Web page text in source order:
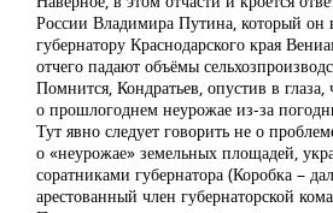
России Владимира Путина, который он
губернатору Краснодарского края
отчего падают объёмы
Помнится, Кондратьев, опустив в
о прошлогоднем неурожае из-за
Тут явно следует говорить не о
о «неурожае» земельных площадей,
соратниками губернатора (Коробка –
арестованный член губернаторской